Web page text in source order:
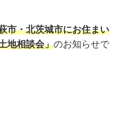
市・北茨城市にお住まい
地相談会」のお知らせで